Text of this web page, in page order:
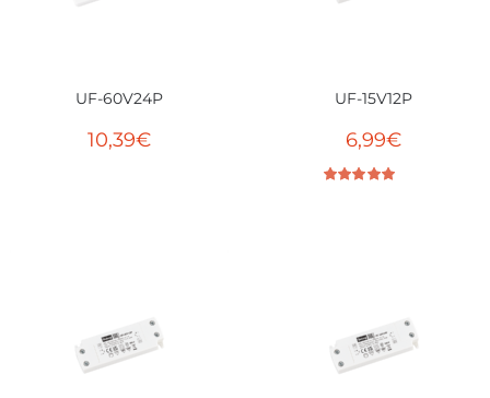
UF-60V24P
10,39€
UF-15V12P
6,99€